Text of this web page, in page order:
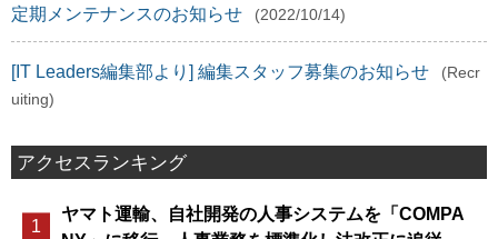
定期メンテナンスのお知らせ (2022/10/14)
[IT Leaders編集部より] 編集スタッフ募集のお知らせ
(Recr
uiting)
アクセスランキング
ヤマト運輸、自社開発の人事システムを「COMPA